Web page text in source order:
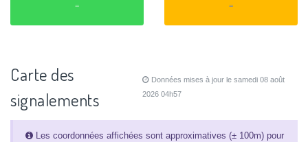
= =
Carte des
signalements
Données mises à jour le samedi 08 août
2026 04h57
Les coordonnées affichées sont approximatives (± 100m) pour